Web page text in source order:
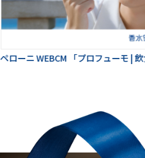
ペローニ WEBCM 「プロフューモ |